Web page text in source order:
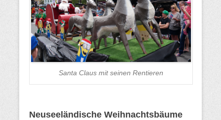
Santa Claus mit seinen Rentieren
Neuseeländische Weihnachtsbäume